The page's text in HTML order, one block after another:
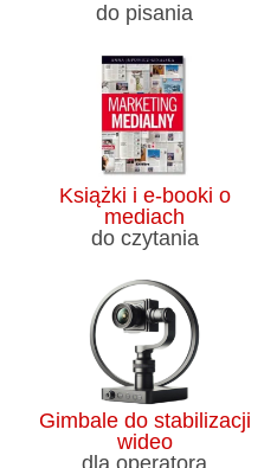
do pisania
Książki i e-booki o
mediach
do czytania
Gimbale do stabilizacji
wideo
dla operatora